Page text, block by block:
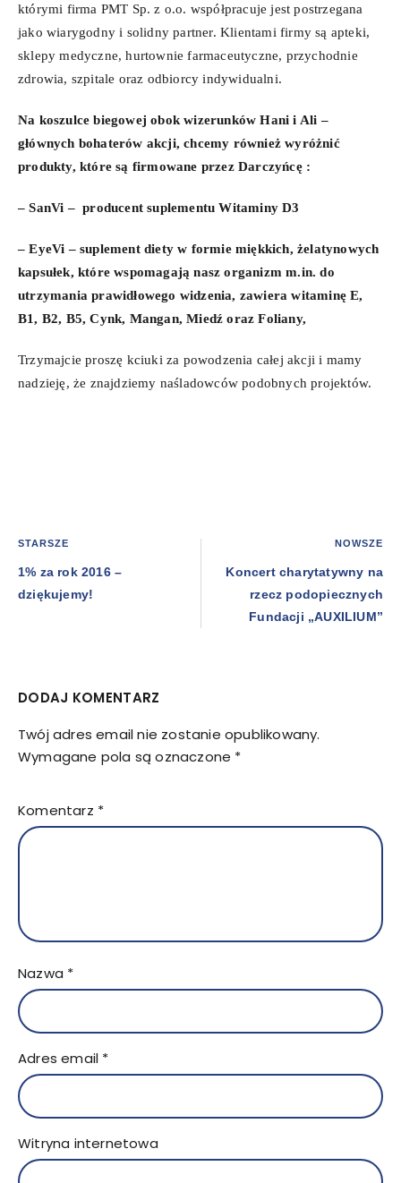
którymi firma PMT Sp. z o.o. współpracuje jest postrzegana
jako wiarygodny i solidny partner. Klientami firmy są apteki,
sklepy medyczne, hurtownie farmaceutyczne, przychodnie
zdrowia, szpitale oraz odbiorcy indywidualni.
Na koszulce biegowej obok wizerunków Hani i Ali –
głównych bohaterów akcji, chcemy również wyróżnić
produkty, które są firmowane przez Darczyńcę :
– SanVi – producent suplementu Witaminy D3
– EyeVi – suplement diety w formie miękkich, żelatynowych
kapsułek, które wspomagają nasz organizm m.in. do
utrzymania prawidłowego widzenia, zawiera witaminę E,
B1, B2, B5, Cynk, Mangan, Miedź oraz Foliany,
Trzymajcie proszę kciuki za powodzenia całej akcji i mamy
nadzieję, że znajdziemy naśladowców podobnych projektów.
STARSZE
1% za rok 2016 –
dziękujemy!
NOWSZE
Koncert charytatywny na
rzecz podopiecznych
Fundacji „AUXILIUM”
DODAJ KOMENTARZ
Twój adres email nie zostanie opublikowany.
Wymagane pola są oznaczone *
Komentarz *
Nazwa *
Adres email *
Witryna internetowa